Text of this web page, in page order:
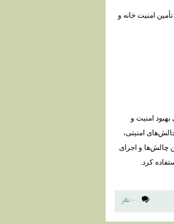
امنیت خانه و
امنیت و
امنیتی،
چالش‌ها و اجرای
کرد.
۰ نظر